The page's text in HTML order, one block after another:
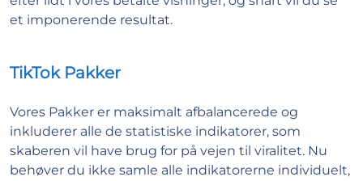
et imponerende resultat.
TikTok Pakker
Vores Pakker er maksimalt afbalancerede og
inkluderer alle de statistiske indikatorer, som
skaberen vil have brug for på vejen til viralitet. Nu
behøver du ikke samle alle indikatorerne individuelt,